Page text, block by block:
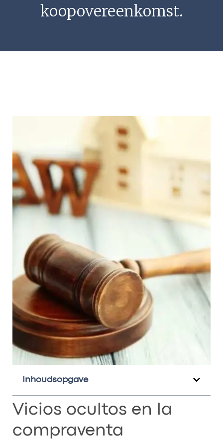
koopovereenkomst.
Inhoudsopgave
Vicios ocultos en la
compraventa